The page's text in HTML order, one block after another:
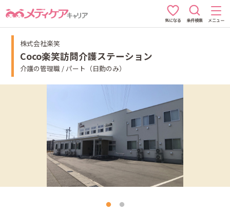
気になる 条件検索 メニュー
株式会社楽笑
Coco楽笑訪問介護ステーション
介護の管理職 / パート（日勤のみ）